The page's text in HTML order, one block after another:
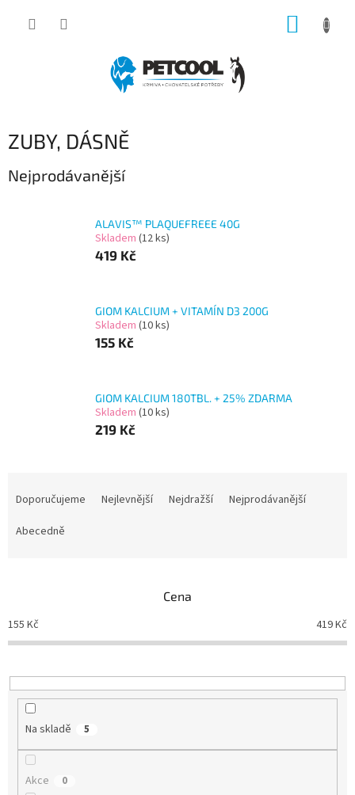
ZUBY, DÁSNĚ
Nejprodávanější
ALAVIS™ PLAQUEFREEE 40G
Skladem (12 ks)
419 Kč
GIOM KALCIUM + VITAMÍN D3 200G
Skladem (10 ks)
155 Kč
GIOM KALCIUM 180TBL. + 25% ZDARMA
Skladem (10 ks)
219 Kč
o
d
k
t
Doporučujeme Nejlevnější Nejdražší
Nejprodávanější
Abecedně
Cena
155 Kč 419Kč
Na skladě 5
Akce 0